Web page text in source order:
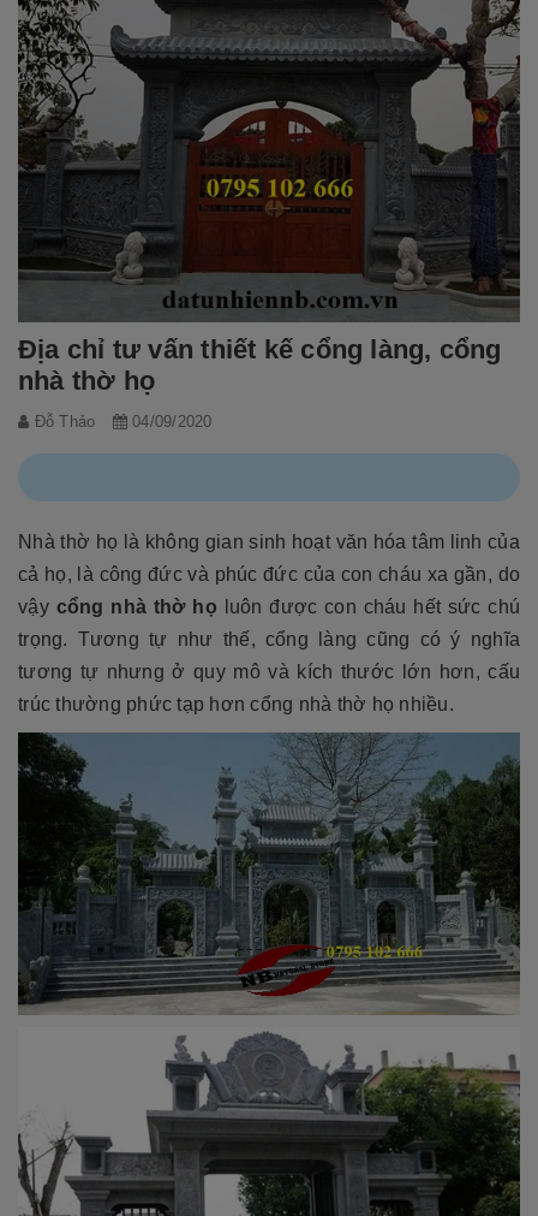
Địa chỉ tư vấn thiết kế cổng làng, cổng
nhà thờ họ
Đỗ Thảo 04/09/2020
Nhà thờ họ là không gian sinh hoạt văn hóa tâm linh của
cả họ, là công đức và phúc đức của con cháu xa gần, do
vậy cổng nhà thờ họ luôn được con cháu hết sức chú
trọng. Tương tự như thế, cổng làng cũng có ý nghĩa
tương tự nhưng ở quy mô và kích thước lớn hơn, cấu
trúc thường phức tạp hơn cổng nhà thờ họ nhiều.